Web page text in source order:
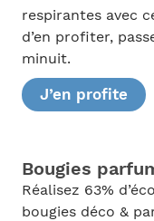
respirantes avec
d’en profiter,
minuit.
J’en profite
Bougies
Réalisez 63%
bougies déco &